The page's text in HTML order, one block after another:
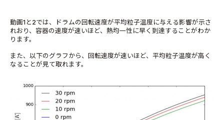
動画1と2では、ドラムの回転速度が平均粒子温度に与える影響が示さ
れおり、容器の速度が速いほど、熱均一性に早く到達することがわか
ります。
また、以下のグラフから、回転速度が速いほど、平均粒子温度が高く
なることが見て取れます。